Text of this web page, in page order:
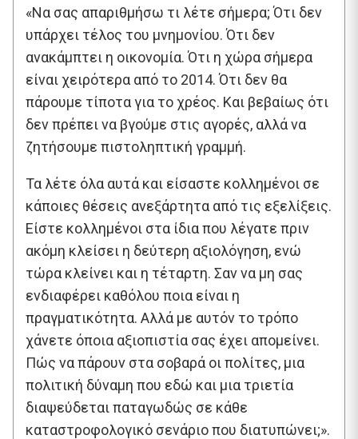
«Να σας απαριθμήσω τι λέτε σήμερα; Ότι δεν
υπάρχει τέλος του μνημονίου. Ότι δεν
ανακάμπτει η οικονομία. Ότι η χώρα σήμερα
είναι χειρότερα από το 2014. Ότι δεν θα
πάρουμε τίποτα για το χρέος. Και βεβαίως ότι
δεν πρέπει να βγούμε στις αγορές, αλλά να
ζητήσουμε πιστοληπτική γραμμή.
Τα λέτε όλα αυτά και είσαστε κολλημένοι σε
κάποιες θέσεις ανεξάρτητα από τις εξελίξεις.
Είστε κολλημένοι στα ίδια που λέγατε πριν
ακόμη κλείσει η δεύτερη αξιολόγηση, ενώ
τώρα κλείνει και η τέταρτη. Σαν να μη σας
ενδιαφέρει καθόλου ποια είναι η
πραγματικότητα. Αλλά με αυτόν το τρόπο
χάνετε όποια αξιοπιστία σας έχει απομείνει.
Πώς να πάρουν στα σοβαρά οι πολίτες, μια
πολιτική δύναμη που εδώ και μια τριετία
διαψεύδεται παταγωδώς σε κάθε
καταστροφολογικό σενάριο που διατυπώνει;».